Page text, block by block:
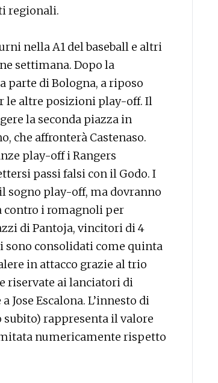
regionali.
nella A1 del baseball e altri
settimana. Dopo la
parte di Bologna, a riposo
le altre posizioni play-off. Il
la seconda piazza in
che affronterà Castenaso.
play-off i Rangers
passi falsi con il Godo. I
sogno play-off, ma dovranno
contro i romagnoli per
di Pantoja, vincitori di 4
sono consolidati come quinta
in attacco grazie al trio
riservate ai lanciatori di
Escalona. L’innesto di
rappresenta il valore
numericamente rispetto